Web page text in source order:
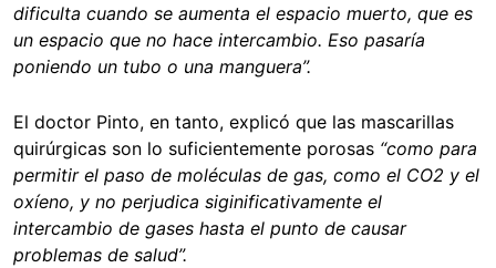
dificulta cuando se aumenta el espacio muerto, que es
un espacio que no hace intercambio. Eso pasaría
poniendo un tubo o una manguera”.
El doctor Pinto, en tanto, explicó que las mascarillas
quirúrgicas son lo suficientemente porosas “como para
permitir el paso de moléculas de gas, como el CO2 y el
oxíeno, y no perjudica siginificativamente el
intercambio de gases hasta el punto de causar
problemas de salud”.